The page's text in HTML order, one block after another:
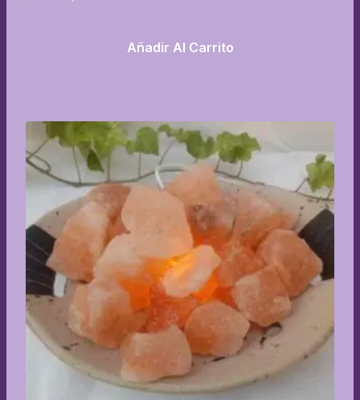
Añadir Al Carrito